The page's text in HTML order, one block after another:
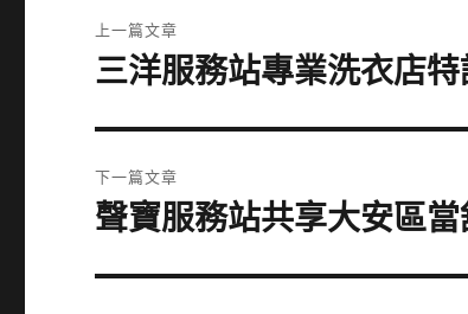
章
上一篇文章
上
篇
文
章:
三洋服務站專業洗衣店
下一篇文章
下
篇
聲寶服務站共享大安區